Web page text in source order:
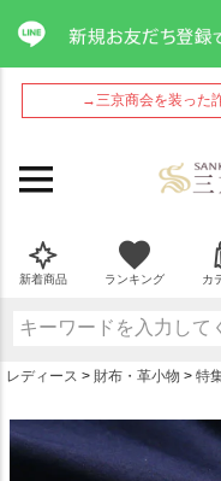
→三京商会を装った
新着商品 ランキング カ
レディース 財布・革小物 特